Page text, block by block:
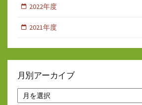
2022年度
2021年度
月別アーカイブ
別